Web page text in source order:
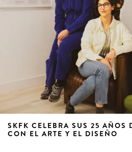
SKFK CELEBRA SUS 25 AÑOS
CON EL ARTE Y EL DISEÑO